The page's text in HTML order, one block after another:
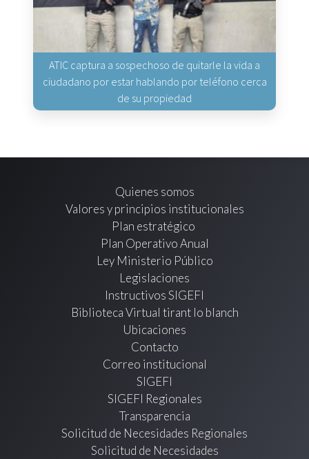
ATIC captura a sospechoso de quitarle la vida a
ciudadano por estar hablando por teléfono cerca
de su propiedad
Quienes somos
Valores y principios institucionales
Plan estratégico
Plan Operativo Anual
Ley Ministerio Público
Legislaciones
Instructivos SIGEFI
Biblioteca Virtual tirant lo blanch
Ubicaciones
Contacto
Correo institucional
SIGEFI
SIGEFI Regionales
Transparencia
Solicitud de Necesidades Regionales
Solicitud de Necesidades